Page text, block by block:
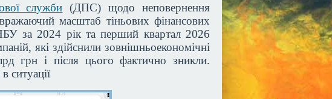
служби (ДПС) щодо неповернення
масштаб тіньових фінансових
за 2024 рік та перший квартал 2026
які здійснили зовнішньоекономічні
грн і після цього фактично зникли.
ситуації